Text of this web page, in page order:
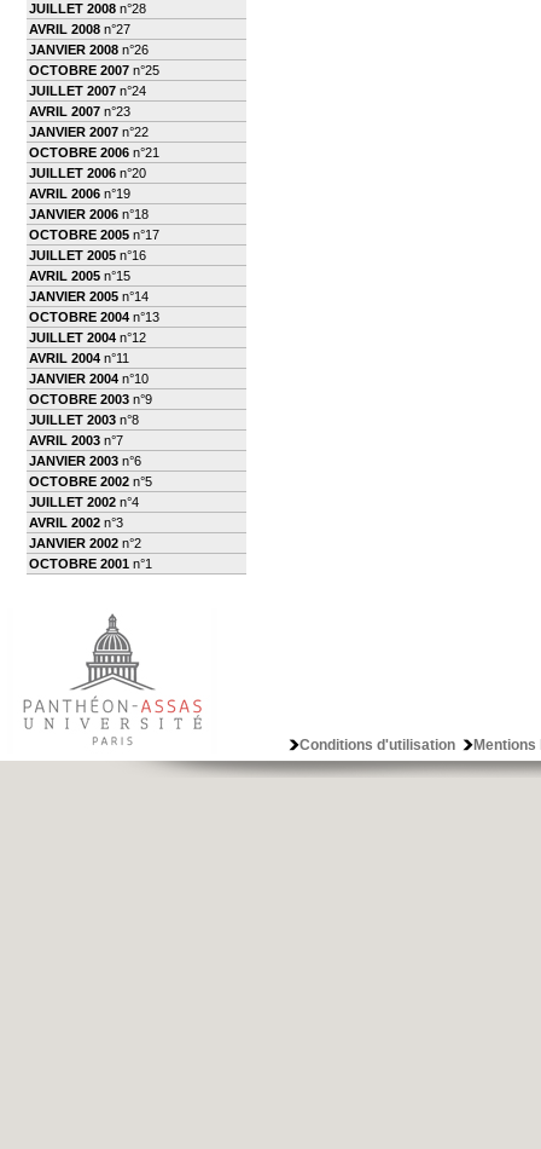
JUILLET 2008 n°28
AVRIL 2008 n°27
JANVIER 2008 n°26
OCTOBRE 2007 n°25
JUILLET 2007 n°24
AVRIL 2007 n°23
JANVIER 2007 n°22
OCTOBRE 2006 n°21
JUILLET 2006 n°20
AVRIL 2006 n°19
JANVIER 2006 n°18
OCTOBRE 2005 n°17
JUILLET 2005 n°16
AVRIL 2005 n°15
JANVIER 2005 n°14
OCTOBRE 2004 n°13
JUILLET 2004 n°12
AVRIL 2004 n°11
JANVIER 2004 n°10
OCTOBRE 2003 n°9
JUILLET 2003 n°8
AVRIL 2003 n°7
JANVIER 2003 n°6
OCTOBRE 2002 n°5
JUILLET 2002 n°4
AVRIL 2002 n°3
JANVIER 2002 n°2
OCTOBRE 2001 n°1
Conditions d'utilisation Mentions